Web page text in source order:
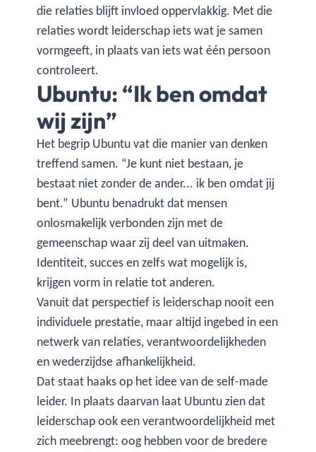
die relaties blijft invloed oppervlakkig. Met die
relaties wordt leiderschap iets wat je samen
vormgeeft, in plaats van iets wat één persoon
controleert.
Ubuntu: “Ik ben omdat
wij zijn”
Het begrip Ubuntu vat die manier van denken
treffend samen. “Je kunt niet bestaan, je
bestaat niet zonder de ander... ik ben omdat jij
bent.” Ubuntu benadrukt dat mensen
onlosmakelijk verbonden zijn met de
gemeenschap waar zij deel van uitmaken.
Identiteit, succes en zelfs wat mogelijk is,
krijgen vorm in relatie tot anderen.
Vanuit dat perspectief is leiderschap nooit een
individuele prestatie, maar altijd ingebed in een
netwerk van relaties, verantwoordelijkheden
en wederzijdse afhankelijkheid.
Dat staat haaks op het idee van de self-made
leider. In plaats daarvan laat Ubuntu zien dat
leiderschap ook een verantwoordelijkheid met
zich meebrengt: oog hebben voor de bredere